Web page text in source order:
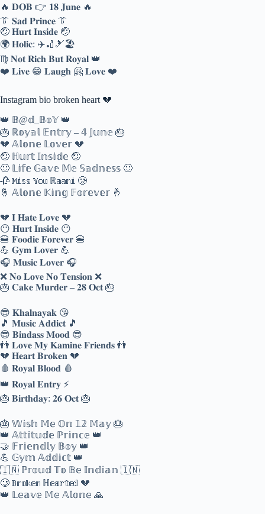
🔥 𝐃𝐎𝐁 👉 𝟏𝟖 𝐉𝐮𝐧𝐞 🔥
👔 𝐒𝐚𝐝 𝐏𝐫𝐢𝐧𝐜𝐞 👔
🤕 𝐇𝐮𝐫𝐭 𝐈𝐧𝐬𝐢𝐝𝐞 🤕
🌍 𝐇𝐨𝐥𝐢𝐜: ✈️🏏🎿🏖️
♍ 𝐍𝐨𝐭 𝐑𝐢𝐜𝐡 𝐁𝐮𝐭 𝐑𝐨𝐲𝐚𝐥 👑
❤️ 𝐋𝐢𝐯𝐞 😁 𝐋𝐚𝐮𝐠𝐡 🤗 𝐋𝐨𝐯𝐞 ❤️
Instagram bio broken heart 💔
👑 𝔹@𝕕_𝔹𝕠𝕐 👑
🎂 ℝ𝕠𝕪𝕒𝕝 𝔼𝕟𝕥𝕣𝕪 – 𝟜 𝕁𝕦𝕟𝕖 🎂
💔 𝔸𝕝𝕠𝕟𝕖 𝕃𝕠𝕧𝕖𝕣 💔
🤕 ℍ𝕦𝕣𝕥 𝕀𝕟𝕤𝕚𝕕𝕖 🤕
🙂 𝕃𝕚𝕗𝕖 𝔾𝕒𝕧𝕖 𝕄𝕖 𝕊𝕒𝕕𝕟𝕖𝕤𝕤 🙂
🥀 𝕄𝕚𝕤𝕤 𝕐𝕠𝕦 ℝ𝕒𝕒𝕟𝕚 🥲
🤞 𝔸𝕝𝕠𝕟𝕖 𝕂𝕚𝕟𝕘 𝔽𝕠𝕣𝕖𝕧𝕖𝕣 🤞
💔 𝐈 𝐇𝐚𝐭𝐞 𝐋𝐨𝐯𝐞 💔
😶 𝐇𝐮𝐫𝐭 𝐈𝐧𝐬𝐢𝐝𝐞 😶
🍔 𝐅𝐨𝐨𝐝𝐢𝐞 𝐅𝐨𝐫𝐞𝐯𝐞𝐫 🍔
💪 𝐆𝐲𝐦 𝐋𝐨𝐯𝐞𝐫 💪
🎧 𝐌𝐮𝐬𝐢𝐜 𝐋𝐨𝐯𝐞𝐫 🎧
❌ 𝐍𝐨 𝐋𝐨𝐯𝐞 𝐍𝐨 𝐓𝐞𝐧𝐬𝐢𝐨𝐧 ❌
🎂 𝐂𝐚𝐤𝐞 𝐌𝐮𝐫𝐝𝐞𝐫 – 𝟐𝟖 𝐎𝐜𝐭 🎂
😎 𝐊𝐡𝐚𝐥𝐧𝐚𝐲𝐚𝐤 😘
🎵 𝐌𝐮𝐬𝐢𝐜 𝐀𝐝𝐝𝐢𝐜𝐭 🎵
😎 𝐁𝐢𝐧𝐝𝐚𝐬𝐬 𝐌𝐨𝐨𝐝 😎
👬 𝐋𝐨𝐯𝐞 𝐌𝐲 𝐊𝐚𝐦𝐢𝐧𝐞 𝐅𝐫𝐢𝐞𝐧𝐝𝐬 👬
💔 𝐇𝐞𝐚𝐫𝐭 𝐁𝐫𝐨𝐤𝐞𝐧 💔
🩸 𝐑𝐨𝐲𝐚𝐥 𝐁𝐥𝐨𝐨𝐝 🩸
👑 𝐑𝐨𝐲𝐚𝐥 𝐄𝐧𝐭𝐫𝐲 ⚡
🎂 𝐁𝐢𝐫𝐭𝐡𝐝𝐚𝐲: 𝟐𝟔 𝐎𝐜𝐭 🎂
🎂 𝕎𝕚𝕤𝕙 𝕄𝕖 𝕆𝕟 𝟙𝟚 𝕄𝕒𝕪 🎂
👑 𝔸𝕥𝕥𝕚𝕥𝕦𝕕𝕖 ℙ𝕣𝕚𝕟𝕔𝕖 👑
🤝 𝔽𝕣𝕚𝕖𝕟𝕕𝕝𝕪 𝔹𝕠𝕪 👑
💪 𝔾𝕪𝕞 𝔸𝕕𝕕𝕚𝕔𝕥 👑
🇮🇳 ℙ𝕣𝕠𝕦𝕕 𝕋𝕠 𝔹𝕖 𝕀𝕟𝕕𝕚𝕒𝕟 🇮🇳
🥲 𝔹𝕣𝕠𝕜𝕖𝕟 ℍ𝕖𝕒𝕣𝕥𝕖𝕕 💔
👑 𝕃𝕖𝕒𝕧𝕖 𝕄𝕖 𝔸𝕝𝕠𝕟𝕖 🙏